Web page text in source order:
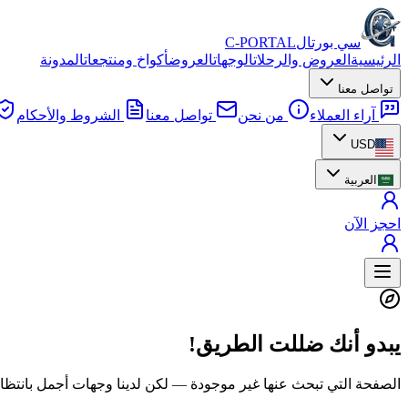
سي بورتالC-PORTAL
الرئيسية العروض والرحلاتالوجهاتالعروضأكواخ ومنتجعاتالمدونة
تواصل معنا
آراء العملاء من نحن تواصل معنا الشروط والأحكام
USD
العربية
احجز الآن
يبدو أنك ضللت الطريق!
الصفحة التي تبحث عنها غير موجودة — لكن لدينا وجهات أجمل